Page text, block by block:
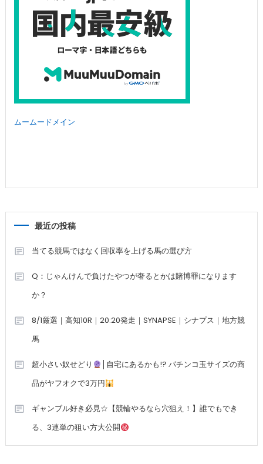
ムームードメイン
最近の投稿
当てる競馬ではなく回収率を上げる馬の選び方
Q：じゃんけんで負けたやつが奢るとかは賭博罪になります
か？
8/1厳選｜高知10R｜20:20発走｜SYNAPSE｜シナプス｜地方競
馬
超小さい奴せどり
│自宅にあるかも!? パチンコ玉サイズの商
品がヤフオクで3万円
ギャンブル好き必見☆【競輪やるなら穴狙え！】誰でもでき
る、3連単の狙い方大公開